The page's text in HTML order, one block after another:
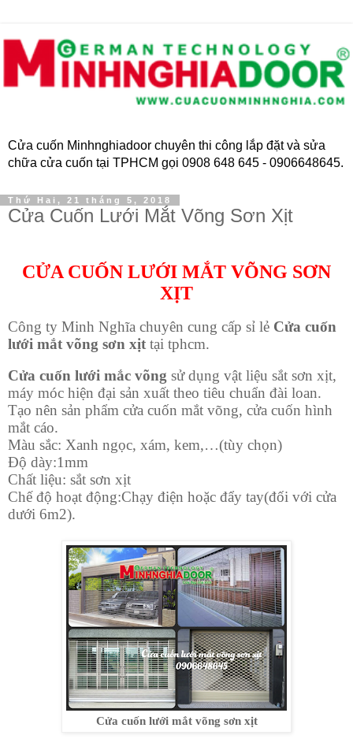
Cửa cuốn Minhnghiadoor chuyên thi công lắp đặt và sửa
chữa cửa cuốn tại TPHCM gọi 0908 648 645 - 0906648645.
Thứ Hai, 21 tháng 5, 2018
Cửa Cuốn Lưới Mắt Võng Sơn Xịt
CỬA CUỐN LƯỚI MẮT VÕNG SƠN
XỊT
Công ty Minh Nghĩa chuyên cung cấp sỉ lẻ Cửa cuốn
lưới mắt võng sơn xịt tại tphcm.
Cửa cuốn lưới mắc võng sử dụng vật liệu sắt sơn xịt,
máy móc hiện đại sản xuất theo tiêu chuẩn đài loan.
Tạo nên sản phẩm cửa cuốn mắt võng, cửa cuốn hình
mắt cáo.
Màu sắc: Xanh ngọc, xám, kem,…(tùy chọn)
Độ dày:1mm
Chất liệu: sắt sơn xịt
Chế độ hoạt động:Chạy điện hoặc đẩy tay(đối với cửa
dưới 6m2).
Cửa cuốn lưới mắt võng sơn xịt